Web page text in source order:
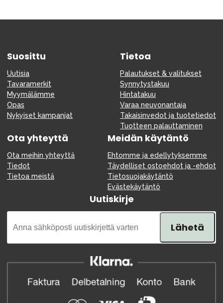
Suosittu
Uutisia
Tavaramerkit
Myymälämme
Opas
Nykyiset kampanjat
Tietoa
Palautukset & valitukset
Synnytystakuu
Hintatakuu
Varaa neuvonantaja
Takaisinvedot ja tuotetiedot
Tuotteen palauttaminen
Ota yhteyttä
Ota meihin yhteyttä
Tiedot
Tietoa meistä
Meidän käytäntö
Ehtomme ja edellytyksemme
Täydelliset ostoehdot ja -ehdot
Tietosuojakäytäntö
Evästekäytäntö
Uutiskirje
Lähetä